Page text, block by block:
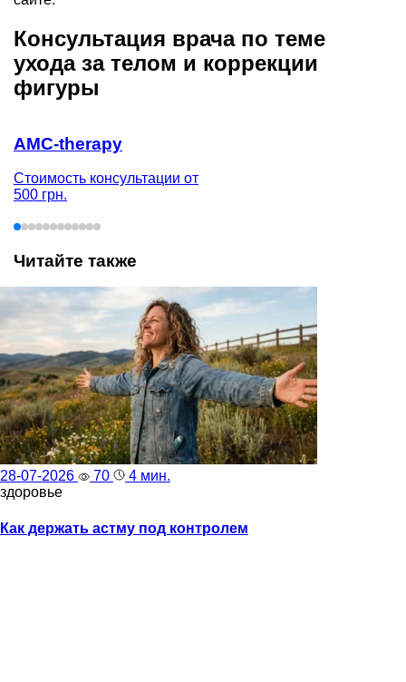
Консультация врача по теме
ухода за телом и коррекции
фигуры
AMC-therapy
Стоимость консультации от
500 грн.
Читайте также
28-07-2026 70
4 мин.
здоровье
Как держать астму под контролем